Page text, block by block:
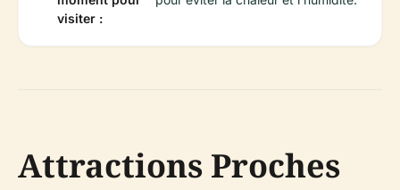
visiter :
Attractions Proches